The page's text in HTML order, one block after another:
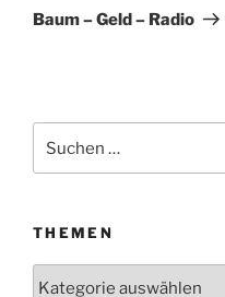
Beitrag
Baum – Geld – Radio
nach:
THEMEN
Themen